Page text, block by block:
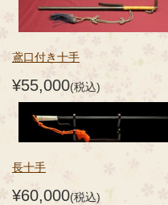
鳶口付き十手
¥55,000(税込)
長十手
¥60,000(税込)